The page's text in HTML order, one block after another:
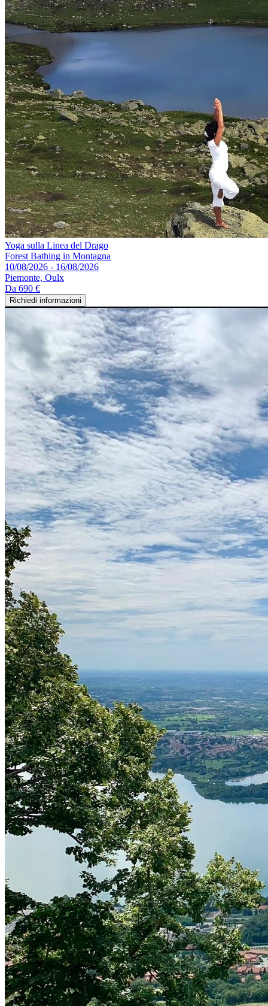
Yoga sulla Linea del Drago
Forest Bathing in Montagna
10/08/2026 - 16/08/2026
Piemonte, Oulx
Da 690 €
Richiedi informazioni